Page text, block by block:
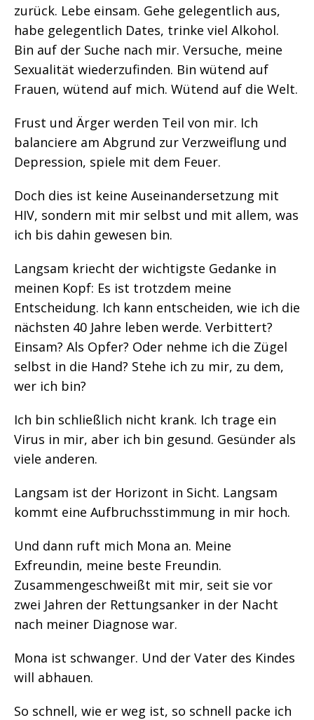
zurück. Lebe einsam. Gehe gelegentlich aus,
habe gelegentlich Dates, trinke viel Alkohol.
Bin auf der Suche nach mir. Versuche, meine
Sexualität wiederzufinden. Bin wütend auf
Frauen, wütend auf mich. Wütend auf die Welt.
Frust und Ärger werden Teil von mir. Ich
balanciere am Abgrund zur Verzweiflung und
Depression, spiele mit dem Feuer.
Doch dies ist keine Auseinandersetzung mit
HIV, sondern mit mir selbst und mit allem, was
ich bis dahin gewesen bin.
Langsam kriecht der wichtigste Gedanke in
meinen Kopf: Es ist trotzdem meine
Entscheidung. Ich kann entscheiden, wie ich die
nächsten 40 Jahre leben werde. Verbittert?
Einsam? Als Opfer? Oder nehme ich die Zügel
selbst in die Hand? Stehe ich zu mir, zu dem,
wer ich bin?
Ich bin schließlich nicht krank. Ich trage ein
Virus in mir, aber ich bin gesund. Gesünder als
viele anderen.
Langsam ist der Horizont in Sicht. Langsam
kommt eine Aufbruchsstimmung in mir hoch.
Und dann ruft mich Mona an. Meine
Exfreundin, meine beste Freundin.
Zusammengeschweißt mit mir, seit sie vor
zwei Jahren der Rettungsanker in der Nacht
nach meiner Diagnose war.
Mona ist schwanger. Und der Vater des Kindes
will abhauen.
So schnell, wie er weg ist, so schnell packe ich